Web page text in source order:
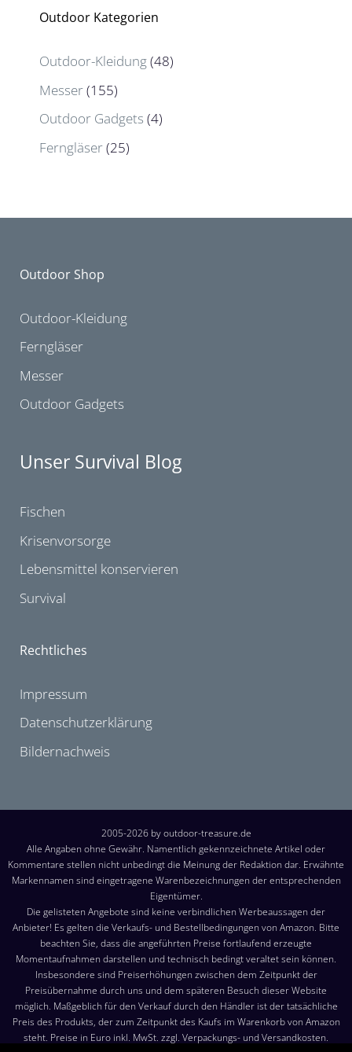
Outdoor Kategorien
Outdoor-Kleidung(48)
Messer(155)
Outdoor Gadgets (4)
Ferngläser(25)
Outdoor Shop
Outdoor-Kleidung
Ferngläser
Messer
Outdoor Gadgets
Unser Survival Blog
Fischen
Krisenvorsorge
Lebensmittel konservieren
Survival
Rechtliches
Impressum
Datenschutzerklärung
Bildernachweis
2005-2026 by outdoor-treasure.de
Alle Angaben ohne Gewähr. Namentlich gekennzeichnete Artikel oder
Kommentare stellen nicht unbedingt die Meinung der Redaktion dar. Erwähnte
Markennamen sind eingetragene Warenbezeichnungen der entsprechenden
Eigentümer.
Die gelisteten Angebote sind keine verbindlichen Werbeaussagen der
Anbieter! Es gelten die Verkaufs- und Bestellbedingungen von Amazon. Bitte
beachten Sie, dass die angeführten Preise fortlaufend erzeugte
Momentaufnahmen darstellen und technisch bedingt veraltet sein können.
Insbesondere sind Preiserhöhungen zwischen dem Zeitpunkt der
Preisübernahme durch uns und dem späteren Besuch dieser Website
möglich. Maßgeblich für den Verkauf durch den Händler ist der tatsächliche
Preis des Produkts, der zum Zeitpunkt des Kaufs im Warenkorb von Amazon
steht. Preise in Euro inkl. MwSt. zzgl. Verpackungs- und Versandkosten.